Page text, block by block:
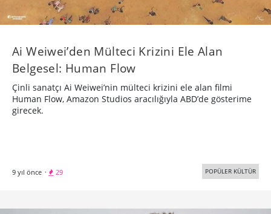
Ai Weiwei’den Mülteci Krizini Ele Alan
Belgesel: Human Flow
Çinli sanatçı Ai Weiwei’nin mülteci krizini ele alan filmi
Human Flow, Amazon Studios aracılığıyla ABD’de gösterime
girecek.
9 yıl önce · 29 POPÜLER KÜLTÜR